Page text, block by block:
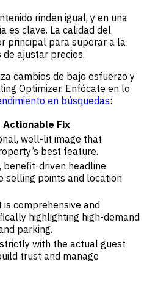
rinden igual, y en una
es clave. La calidad del
principal para superar a la
ajustar precios.
cambios de bajo esfuerzo y
Optimizer. Enfócate en lo
en búsquedas:
Actionable Fix
well-lit image that
best feature.
benefit-driven headline
selling points and location
is comprehensive and
highlighting high-demand
parking.
with the actual guest
trust and manage